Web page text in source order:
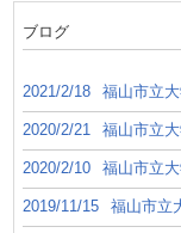
ブログ
2021/2/18 福山市立
2020/2/21 福山市立
2020/2/10 福山市立
2019/11/15 福山市立